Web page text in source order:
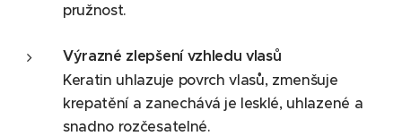
pružnost.
Výrazné zlepšení vzhledu vlasů
Keratin uhlazuje povrch vlasů, zmenšuje
krepatění a zanechává je lesklé, uhlazené a
snadno rozčesatelné.